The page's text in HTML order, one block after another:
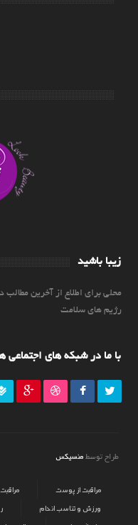
زیبا باشید
محلی برای اطلاع از آخرین
رژیم های سلامت
با ما در شبکه های اجتماعی
طراح توسط منسیکس
مراقبت از پوست
ورزش و تناسب اندام